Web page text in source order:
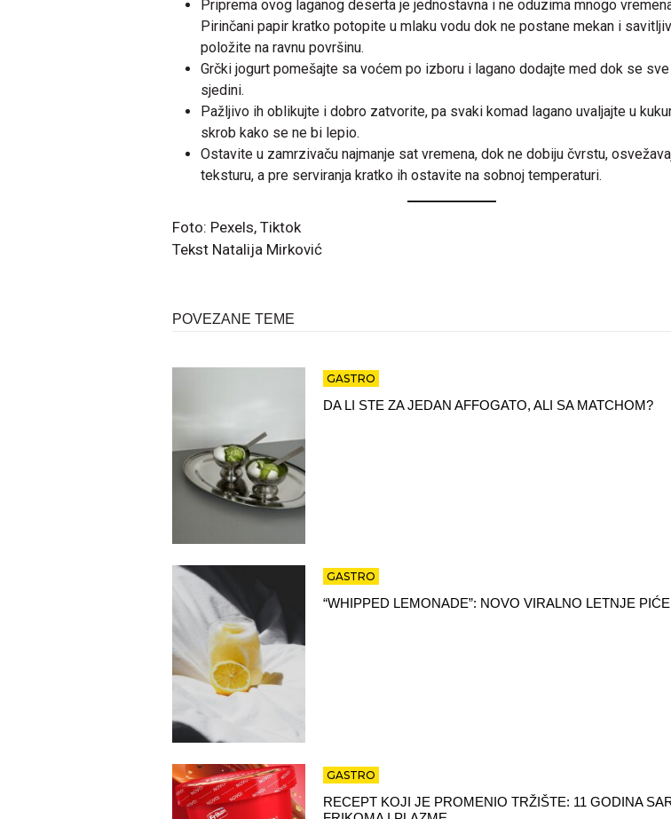
Priprema ovog laganog deserta je jednostavna i ne oduzima mnogo
Pirinčani papir kratko potopite u mlaku vodu dok ne postane mekan i
položite na ravnu površinu.
Grčki jogurt pomešajte sa voćem po izboru i lagano dodajte med dok se
sjedini.
Pažljivo ih oblikujte i dobro zatvorite, pa svaki komad lagano uvaljajte u
skrob kako se ne bi lepio.
Ostavite u zamrzivaču najmanje sat vremena, dok ne dobiju čvrstu,
teksturu, a pre serviranja kratko ih ostavite na sobnoj temperaturi.
Foto: Pexels, Tiktok
Tekst Natalija Mirković
POVEZANE TEME
GASTRO
DA LI STE ZA JEDAN AFFOGATO, ALI SA MATCHOM?
GASTRO
“WHIPPED LEMONADE”: NOVO VIRALNO LETNJE PIĆE
GASTRO
RECEPT KOJI JE PROMENIO TRŽIŠTE: 11 GODINA